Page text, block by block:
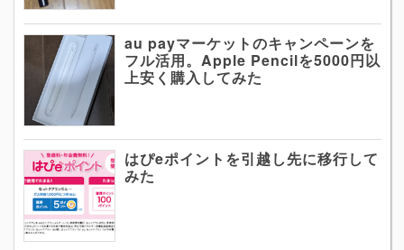
au payマーケットのキャンペーンを
フル活用。Apple Pencilを5000円以
上安く購入してみた
はぴeポイントを引越し先に移行して
みた